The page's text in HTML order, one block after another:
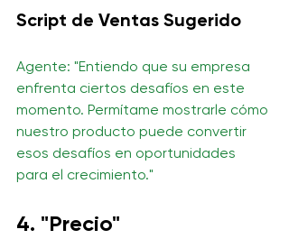
Script de Ventas Sugerido
Agente: "Entiendo que su empresa
enfrenta ciertos desafíos en este
momento. Permítame mostrarle cómo
nuestro producto puede convertir
esos desafíos en oportunidades
para el crecimiento."
4. "Precio"